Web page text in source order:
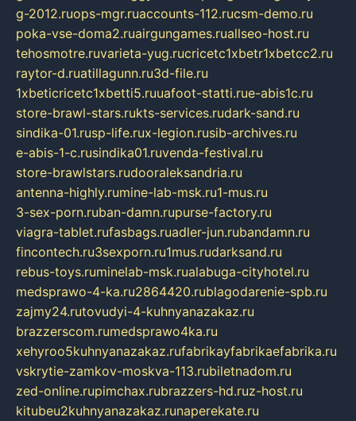
g-2012.ruops-mgr.ruaccounts-112.rucsm-demo.ru
poka-vse-doma2.ruairgungames.ruallseo-host.ru
tehosmotre.ruvarieta-yug.rucricetc1xbetr1xbetcc2.ru
raytor-d.ruatillagunn.ru3d-file.ru
1xbeticricetc1xbetti5.ruuafoot-statti.rue-abis1c.ru
store-brawl-stars.rukts-services.rudark-sand.ru
sindika-01.rusp-life.rux-legion.rusib-archives.ru
e-abis-1-c.rusindika01.ruvenda-festival.ru
store-brawlstars.rudooraleksandria.ru
antenna-highly.rumine-lab-msk.ru1-mus.ru
3-sex-porn.ruban-damn.rupurse-factory.ru
viagra-tablet.rufasbags.ruadler-jun.rubandamn.ru
fincontech.ru3sexporn.ru1mus.rudarksand.ru
rebus-toys.ruminelab-msk.rualabuga-cityhotel.ru
medsprawo-4-ka.ru2864420.rublagodarenie-spb.ru
zajmy24.rutovudyi-4-kuhnyanazakaz.ru
brazzerscom.rumedsprawo4ka.ru
xehyroo5kuhnyanazakaz.rufabrikayfabrikaefabrika.ru
vskrytie-zamkov-moskva-113.rubiletnadom.ru
zed-online.rupimchax.rubrazzers-hd.ruz-host.ru
kitubeu2kuhnyanazakaz.runaperekate.ru